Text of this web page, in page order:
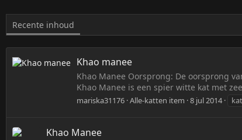
Recente inhoud
Khao manee
Khao Manee Oorsprong: De oorsprong
Khao Manee is een spier witte kat met
mariska31176 Alle-katten item 8 jul 2014
Khao Manee